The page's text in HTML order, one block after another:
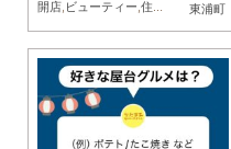
東浦町
開店, ビューティー,住まい 雑貨,家族